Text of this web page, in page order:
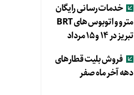
خدمات رسانی رایگان
مترو و اتوبوس های BRT
تبریز در ۱۴ و ۱۵ مرداد
فروش بلیت قطارهای
دهه آخر ماه صفر